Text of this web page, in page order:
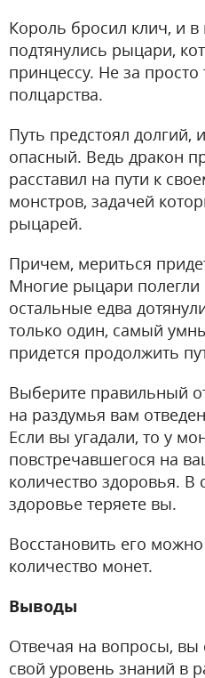
Король бросил клич, и в
подтянулись рыцари,
принцессу. Не за просто
полцарства.
Путь предстоял долгий,
опасный. Ведь дракон
расставил на пути к
монстров, задачей
рыцарей.
Причем, мериться
Многие рыцари полегли
остальные едва
только один, самый
придется продолжить
Выберите правильный
на раздумья вам
Если вы угадали, то у
повстречавшегося на
количество здоровья. В
здоровье теряете вы.
Восстановить его
количество монет.
Выводы
Отвечая на вопросы, вы
свой уровень знаний в